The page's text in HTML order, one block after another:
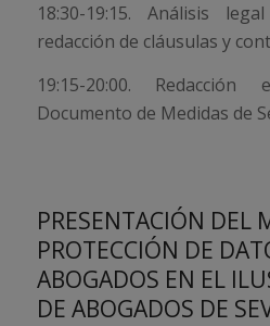
18:30-19:15. Análisis
redacción de cláusulas y
19:15-20:00.
Documento de Medidas de
PRESENTACIÓN DEL
PROTECCIÓN DE
ABOGADOS EN EL
DE ABOGADOS DE